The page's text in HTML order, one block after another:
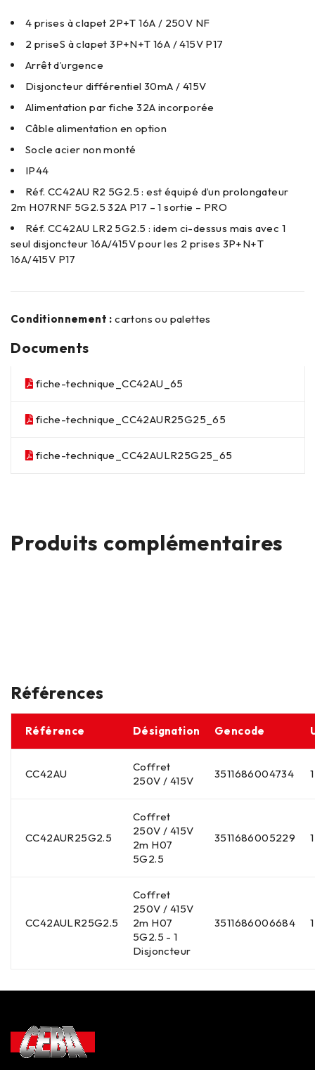
4 prises à clapet 2P+T 16A / 250V NF
2 priseS à clapet 3P+N+T 16A / 415V P17
Arrêt d’urgence
Disjoncteur différentiel 30mA / 415V
Alimentation par fiche 32A incorporée
Câble alimentation en option
Socle acier non monté
IP44
Réf. CC42AU R2 5G2.5 : est équipé d’un prolongateur
2m H07RNF 5G2.5 32A P17 – 1 sortie – PRO
Réf. CC42AU LR2 5G2.5 : idem ci-dessus mais avec 1
seul disjoncteur 16A/415V pour les 2 prises 3P+N+T
16A/415V P17
Conditionnement : cartons ou palettes
Documents
fiche-technique_CC42AU_65
fiche-technique_CC42AUR25G25_65
fiche-technique_CC42AULR25G25_65
Produits complémentaires
Références
Référence Désignation Gencode
CC42AU
Coffret
250V / 415V
3511686004734 1
CC42AUR25G2.5
Coffret
250V / 415V
2m H07
5G2.5
3511686005229 1
CC42AULR25G2.5
Coffret
250V / 415V
2m H07
5G2.5 - 1
Disjoncteur
3511686006684 1